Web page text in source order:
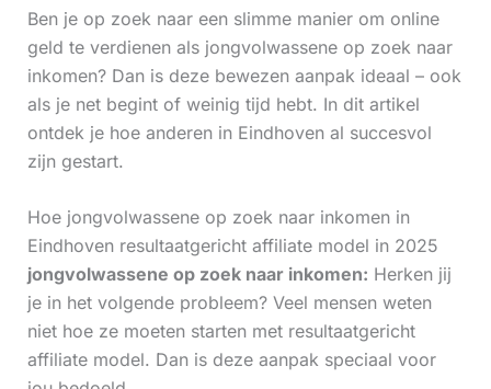
Ben je op zoek naar een slimme manier om online
geld te verdienen als jongvolwassene op zoek naar
inkomen? Dan is deze bewezen aanpak ideaal – ook
als je net begint of weinig tijd hebt. In dit artikel
ontdek je hoe anderen in Eindhoven al succesvol
zijn gestart.
Hoe jongvolwassene op zoek naar inkomen in
Eindhoven resultaatgericht affiliate model in 2025
jongvolwassene op zoek naar inkomen: Herken jij
je in het volgende probleem? Veel mensen weten
niet hoe ze moeten starten met resultaatgericht
affiliate model. Dan is deze aanpak speciaal voor